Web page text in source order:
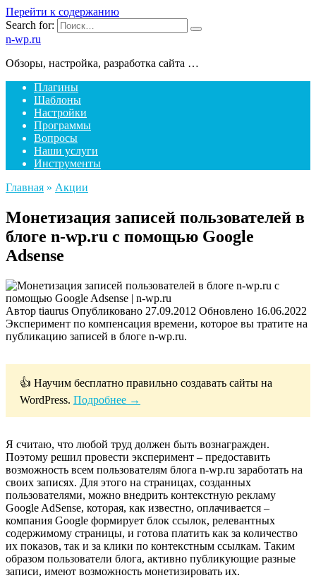
Перейти к содержанию
Search for:
n-wp.ru
Обзоры, настройка, разработка сайта …
Плагины
Шаблоны
Настройки
Программы
Вопросы
Наши услуги
Инструменты
Главная » Акции
Монетизация записей пользователей в
блоге n-wp.ru с помощью Google
Adsense
Автор tiaurus Опубликовано 27.09.2012 Обновлено 16.06.2022
Эксперимент по компенсация времени, которое вы тратите на
публикацию записей в блоге n-wp.ru.
👍 Научим бесплатно правильно создавать сайты на
WordPress. Подробнее →
Я считаю, что любой труд должен быть вознагражден.
Поэтому решил провести эксперимент – предоставить
возможность всем пользователям блога n-wp.ru заработать на
своих записях. Для этого на страницах, созданных
пользователями, можно внедрить контекстную рекламу
Google AdSense, которая, как известно, оплачивается –
компания Google формирует блок ссылок, релевантных
содержимому страницы, и готова платить как за количество
их показов, так и за клики по контекстным ссылкам. Таким
образом пользователи блога, активно публикующие разные
записи, имеют возможность монетизировать их.